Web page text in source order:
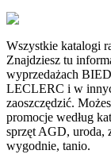
Wszystkie katalogi
Znajdziesz tu
wyprzedażach
LECLERC i w
zaoszczędzić.
promocje według
sprzęt AGD, uroda,
wygodnie, tanio.